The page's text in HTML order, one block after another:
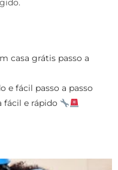
casa grátis passo a
e fácil passo a passo
fácil e rápido